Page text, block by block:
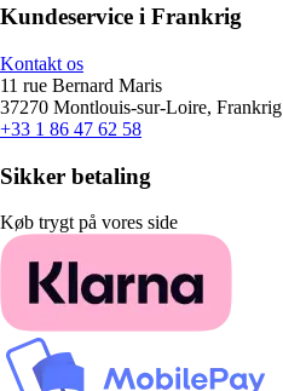
Kundeservice i Frankrig
Kontakt os
11 rue Bernard Maris
37270 Montlouis-sur-Loire, Frankrig
+33 1 86 47 62 58
Sikker betaling
Køb trygt på vores side